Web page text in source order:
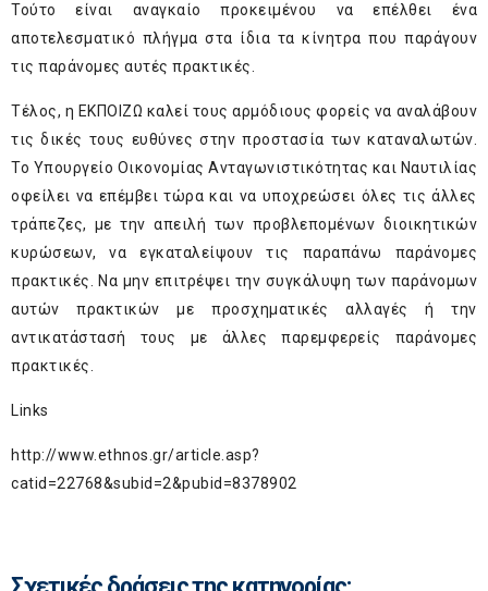
Τούτο είναι αναγκαίο προκειμένου να επέλθει ένα
αποτελεσματικό πλήγμα στα ίδια τα κίνητρα που παράγουν
τις παράνομες αυτές πρακτικές.
Τέλος, η ΕΚΠΟΙΖΩ καλεί τους αρμόδιους φορείς να αναλάβουν
τις δικές τους ευθύνες στην προστασία των καταναλωτών.
Το Υπουργείο Οικονομίας Ανταγωνιστικότητας και Ναυτιλίας
οφείλει να επέμβει τώρα και να υποχρεώσει όλες τις άλλες
τράπεζες, με την απειλή των προβλεπομένων διοικητικών
κυρώσεων, να εγκαταλείψουν τις παραπάνω παράνομες
πρακτικές. Να μην επιτρέψει την συγκάλυψη των παράνομων
αυτών πρακτικών με προσχηματικές αλλαγές ή την
αντικατάστασή τους με άλλες παρεμφερείς παράνομες
πρακτικές.
Links
http://www.ethnos.gr/article.asp?
catid=22768&subid=2&pubid=8378902